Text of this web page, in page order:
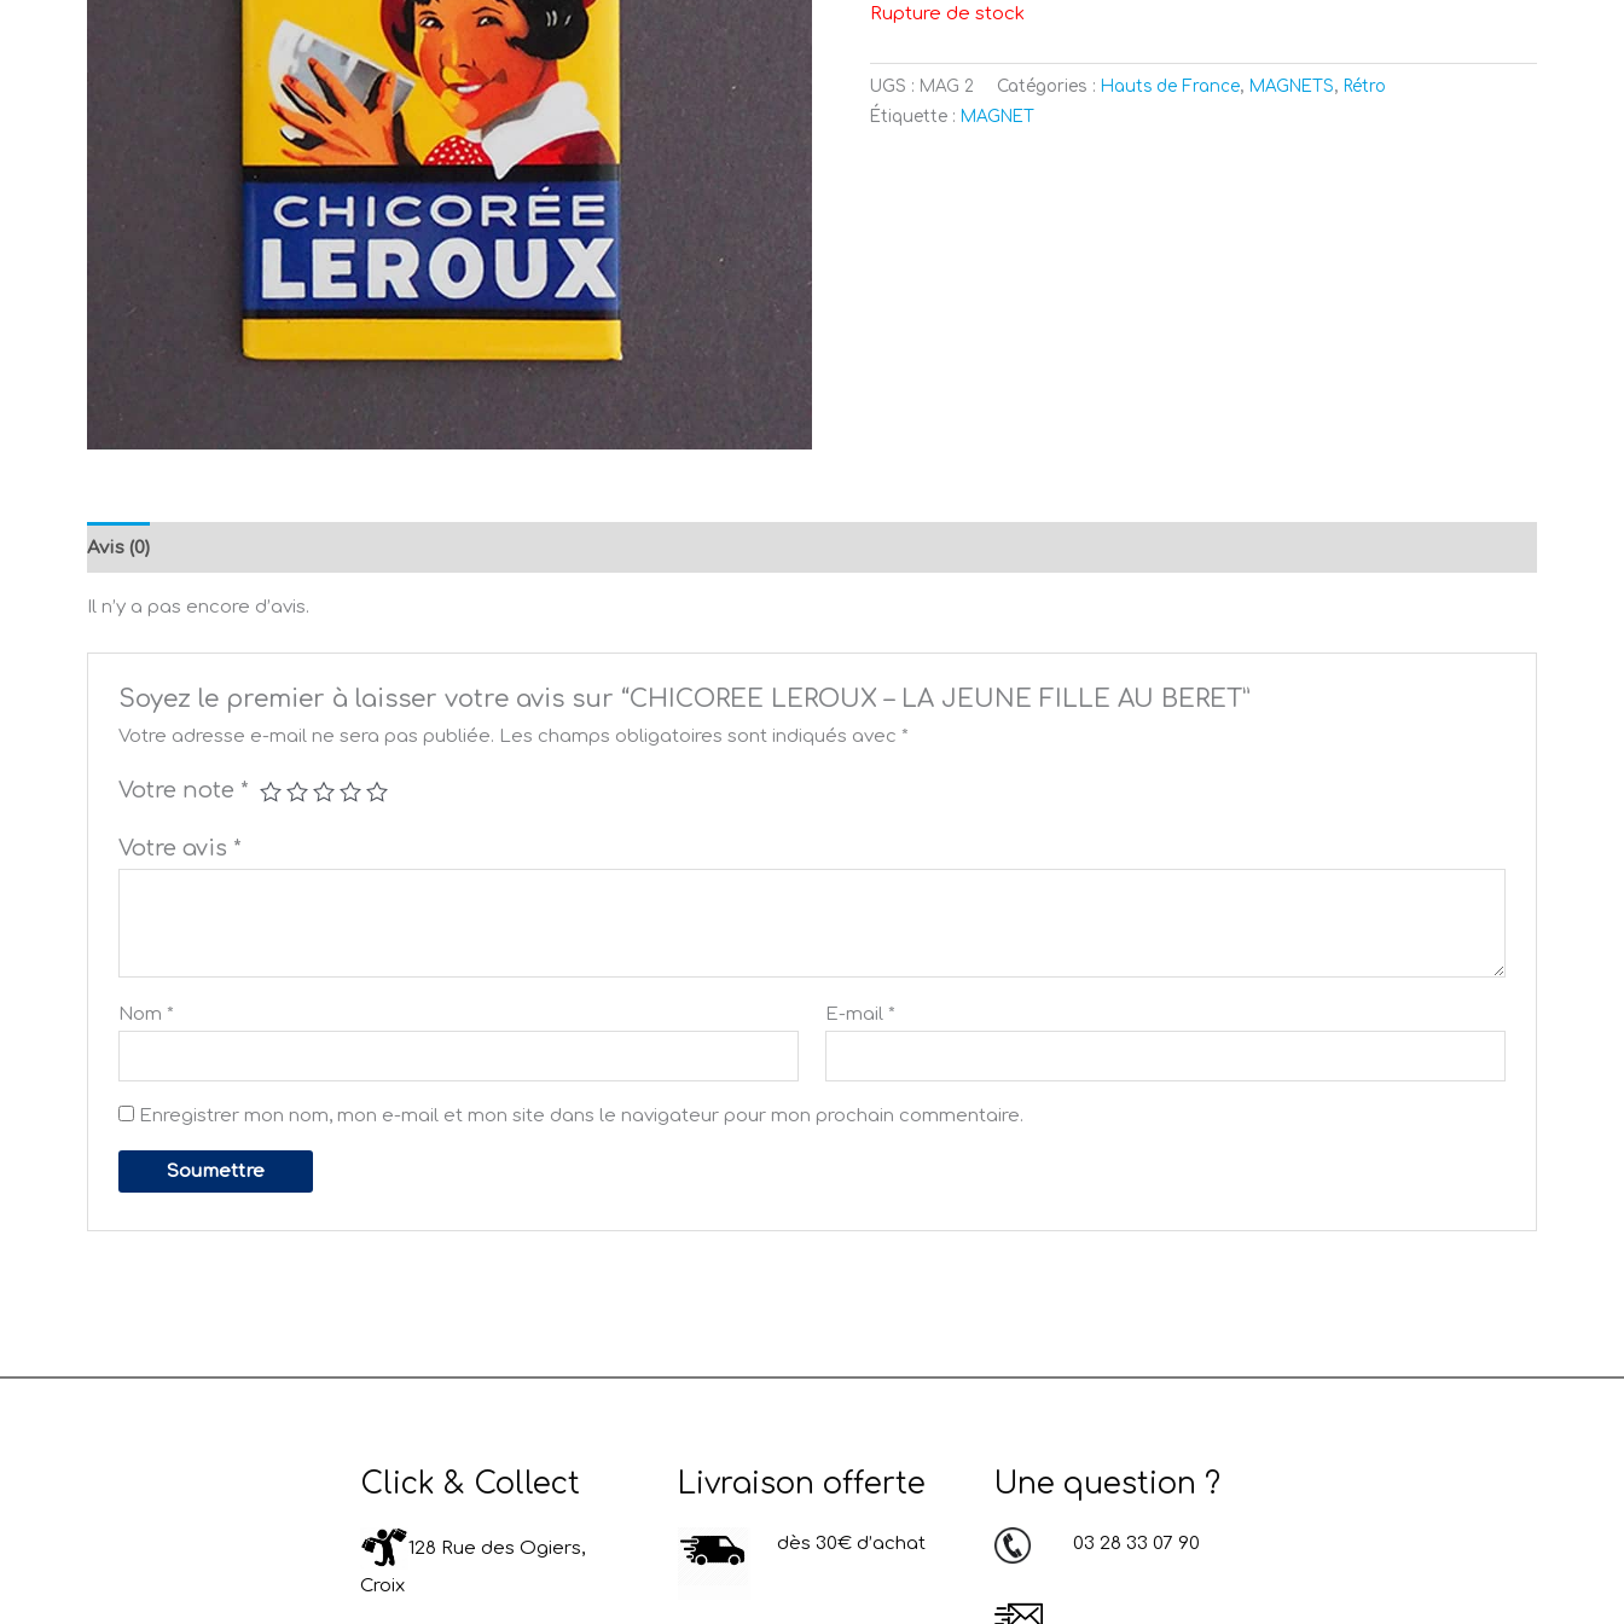
Rupture de stock
UGS : MAG 2 Catégories : Hauts de France, MAGNETS, Rétro
Étiquette : MAGNET
Avis (0)
Il n’y a pas encore d’avis.
Soyez le premier à laisser votre avis sur “CHICOREE LEROUX – LA JEUNE FILLE AU BERET”
Votre adresse e-mail ne sera pas publiée. Les champs obligatoires sont indiqués avec *
Votre note *
Votre avis *
Nom * E-mail *
Enregistrer mon nom, mon e-mail et mon site dans le navigateur pour mon prochain commentaire.
Click & Collect
128 Rue des Ogiers,
Croix
Livraison offerte
dès 30€ d’achat
Une question ?
03 28 33 07 90